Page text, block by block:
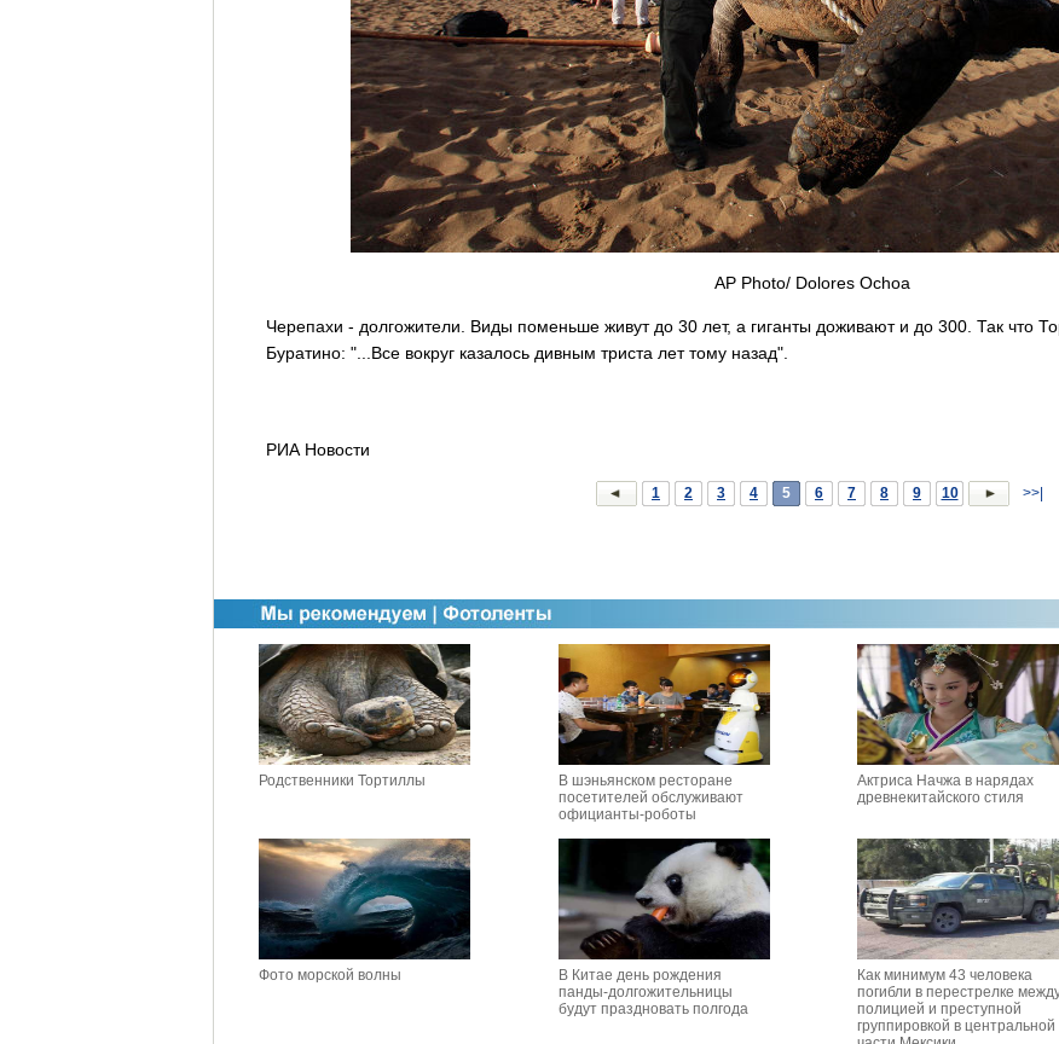
AP Photo/ Dolores Ochoa
Черепахи - долгожители. Виды поменьше живут до 30 лет, а гиганты доживают и до 300. Так что
Буратино: "...Все вокруг казалось дивным триста лет тому назад".
РИА Новости
1 2 3 4 5 6 7 8 9 10 >>|
Родственники Тортиллы
В шэньянском ресторане
посетителей обслуживают
официанты-роботы
Актриса Начжа в нарядах
древнекитайского стиля
Фото морской волны
В Китае день рождения
панды-долгожительницы
будут праздновать полгода
Как минимум 43 человека
погибли в перестрелке
полицией и преступной
группировкой в центральной